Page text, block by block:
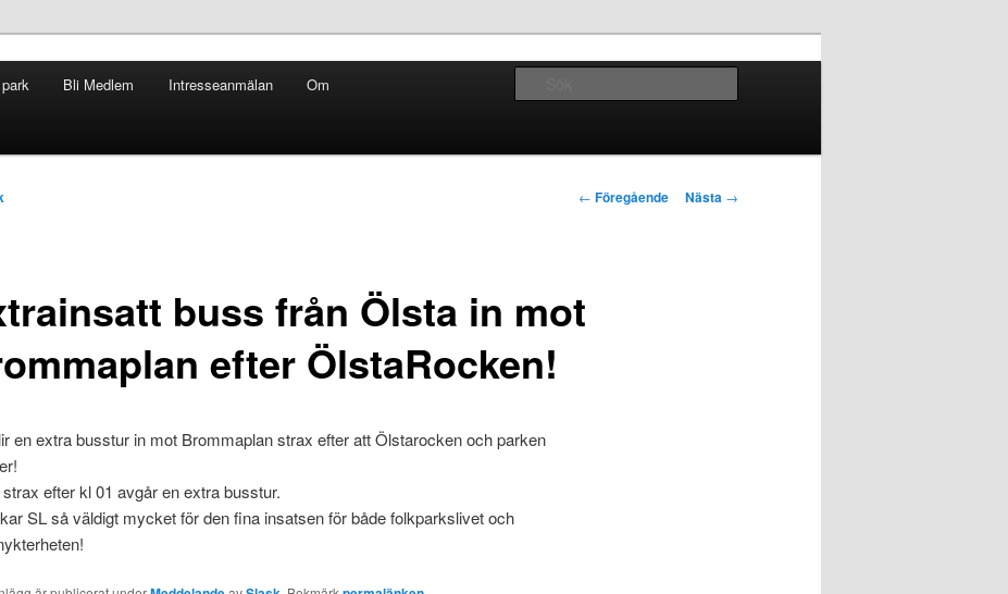
Hus och Park
Bli Medlem Intresseanmälan Om
Inläggsnavigering
← Föregående Nästa →
buss från Ölsta in mot
efter ÖlstaRocken!
en extra busstur in mot Brommaplan strax efter att Ölstarocken och parken
efter kl 01 avgår en extra busstur.
SL så väldigt mycket för den fina insatsen för både folkparkslivet och